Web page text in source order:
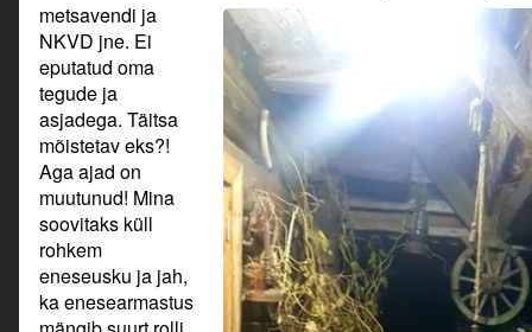
metsavendi ja
NKVD jne. Ei
eputatud oma
tegude ja
asjadega. Täitsa
mõistetav eks?!
Aga ajad on
muutunud! Mina
soovitaks küll
rohkem
eneseusku ja jah,
ka enesearmastus